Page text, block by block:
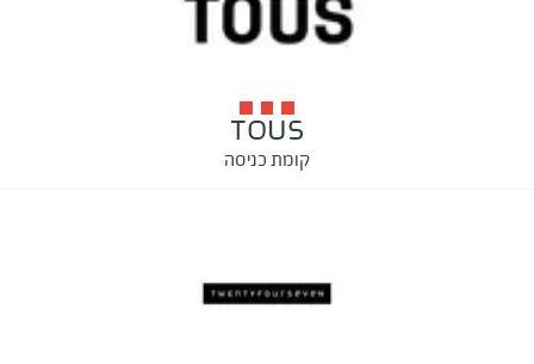
TOUS
קומת כניסה